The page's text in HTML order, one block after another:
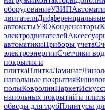
оборудованиеУЗИП
двигателяДифференциальные
автоматыУЗОКонденсаторы
электродвигателей
автоматикиПриборы учета
электроэнергииСчетчики
покрытия и
плиткаПлиткаЛаминат
напольные покрытия
полыКовролинПаркет
напольных покрытий и
обводы для трубПлинтусы